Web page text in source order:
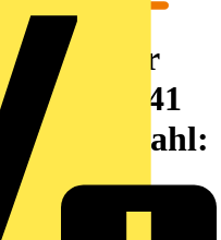
630 V, 41
Polzahl: